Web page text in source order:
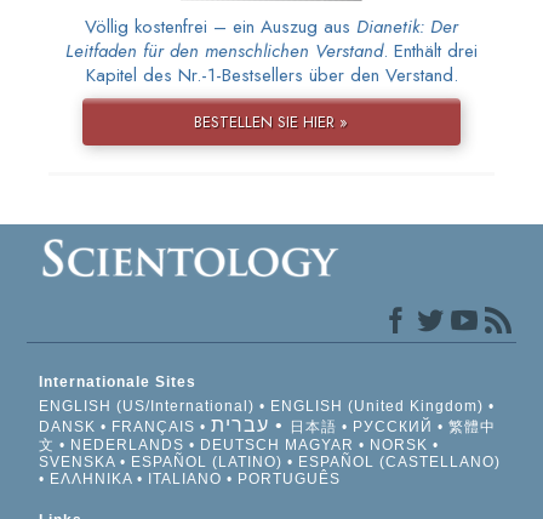
Völlig kostenfrei – ein Auszug aus Dianetik: Der
Leitfaden für den menschlichen Verstand. Enthält drei
Kapitel des Nr.-1-Bestsellers über den Verstand.
BESTELLEN SIE HIER »
Internationale Sites
ENGLISH (US/International)
ENGLISH (United Kingdom)
DANSK
FRANÇAIS עברית 日本語 РУССКИЙ
繁體中
文
NEDERLANDS DEUTSCH MAGYAR
NORSK
SVENSKA
ESPAÑOL (LATINO)
ESPAÑOL (CASTELLANO)
ΕΛΛΗΝΙΚA
ITALIANO PORTUGUÊS